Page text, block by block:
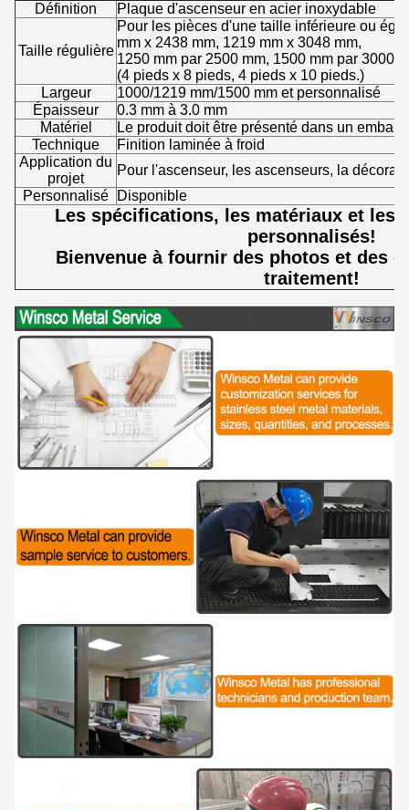
Définition Plaque d'ascenseur en acier inoxydable
Taille régulière
Pour les pièces d'une taille inférieure ou
mm x 2438 mm, 1219 mm x 3048 mm,
1250 mm par 2500 mm, 1500 mm par 3000
(4 pieds x 8 pieds, 4 pieds x 10 pieds.)
Largeur
1000/1219 mm/1500 mm et personnalisé
Épaisseur
0.3 mm à 3.0 mm
Matériel
Le produit doit être présenté dans un
Technique
Finition laminée à froid
Application du
projet
Pour l'ascenseur, les ascenseurs, la
Personnalisé
Disponible
Les spécifications, les matériaux et les
personnalisés!
Bienvenue à fournir des photos et des
traitement!